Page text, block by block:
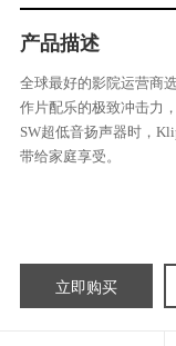
产品描述
全球最好的影院运营商
作片配乐的极致冲击力
SW超低音扬声器时，
带给家庭享受。
立即购买